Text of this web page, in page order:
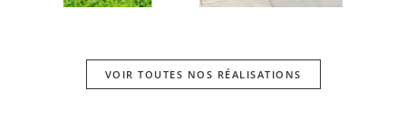
VOIR TOUTES NOS RÉALISATIONS